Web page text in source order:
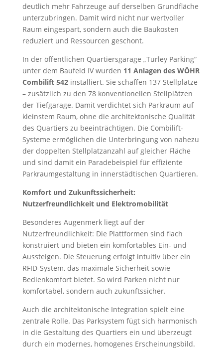
deutlich mehr Fahrzeuge auf derselben Grundfläche
unterzubringen. Damit wird nicht nur wertvoller
Raum eingespart, sondern auch die Baukosten
reduziert und Ressourcen geschont.
In der öffentlichen Quartiersgarage „Turley Parking“
unter dem Baufeld IV wurden 11 Anlagen des WÖHR
Combilift 542installiert. Sie schaffen 137 Stellplätze
– zusätzlich zu den 78 konventionellen Stellplätzen
der Tiefgarage. Damit verdichtet sich Parkraum auf
kleinstem Raum, ohne die architektonische Qualität
des Quartiers zu beeinträchtigen. Die Combilift-
Systeme ermöglichen die Unterbringung von nahezu
der doppelten Stellplatzanzahl auf gleicher Fläche
und sind damit ein Paradebeispiel für effiziente
Parkraumgestaltung in innerstädtischen Quartieren.
Komfort und Zukunftssicherheit:
Nutzerfreundlichkeit und Elektromobilität
Besonderes Augenmerk liegt auf der
Nutzerfreundlichkeit: Die Plattformen sind flach
konstruiert und bieten ein komfortables Ein- und
Aussteigen. Die Steuerung erfolgt intuitiv über ein
RFID-System, das maximale Sicherheit sowie
Bedienkomfort bietet. So wird Parken nicht nur
komfortabel, sondern auch zukunftssicher.
Auch die architektonische Integration spielt eine
zentrale Rolle. Das Parksystem fügt sich harmonisch
in die Gestaltung des Quartiers ein und überzeugt
durch ein modernes, homogenes Erscheinungsbild.